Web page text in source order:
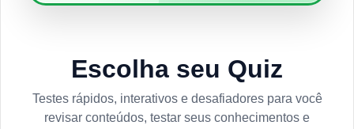
Escolha seu Quiz
Testes rápidos, interativos e desafiadores para você
revisar conteúdos, testar seus conhecimentos e